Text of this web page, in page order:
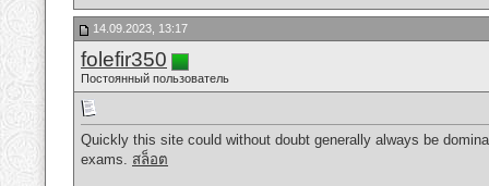
14.09.2023, 13:17
folefir350
Постоянный пользователь
Quickly this site could without doubt generally always be
exams. สล็อต